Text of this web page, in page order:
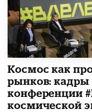
Космос как
рынков: кадры
конференции
космической